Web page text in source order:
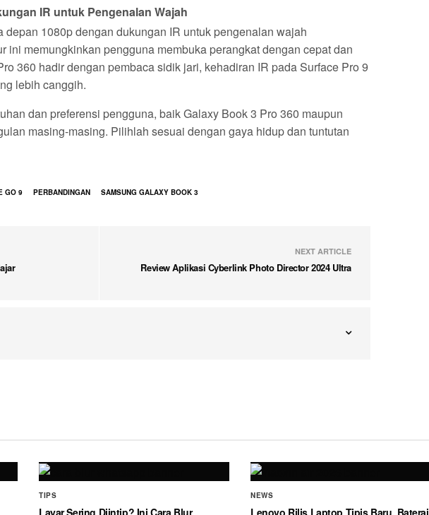
IR untuk Pengenalan Wajah
depan 1080p dengan dukungan IR untuk pengenalan wajah
ini memungkinkan pengguna membuka perangkat dengan cepat dan
360 hadir dengan pembaca sidik jari, kehadiran IR pada Surface Pro 9
lebih canggih.
dan preferensi pengguna, baik Galaxy Book 3 Pro 360 maupun
masing-masing. Pilihlah sesuai dengan gaya hidup dan tuntutan
GO 9 PERBANDINGAN SAMSUNG GALAXY BOOK 3
NEXT ARTICLE
Review Aplikasi Cyberlink Photo Director 2024 Ultra
TIPS NEWS